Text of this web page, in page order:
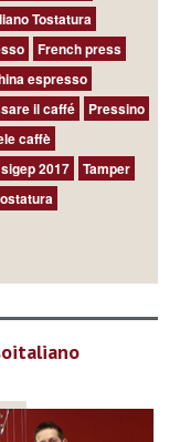
Tostatura
French press
espresso
il caffé
Pressino
caffè
sigep 2017
Tamper